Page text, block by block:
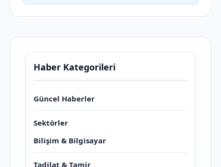
Haber Kategorileri
Güncel Haberler
Sektörler
Bilişim & Bilgisayar
Tadilat & Tamir